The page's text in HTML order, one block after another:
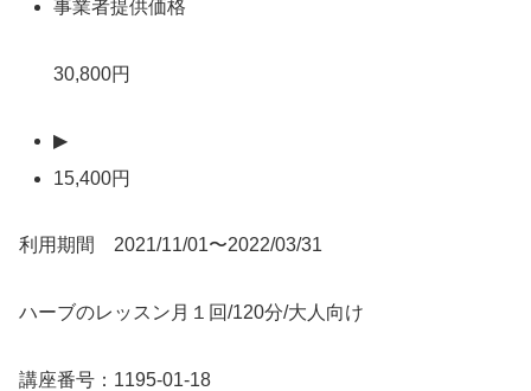
事業者提供価格
30,800円
▶
15,400円
利用期間 2021/11/01〜2022/03/31
ハーブのレッスン月１回/120分/大人向け
講座番号：1195-01-18